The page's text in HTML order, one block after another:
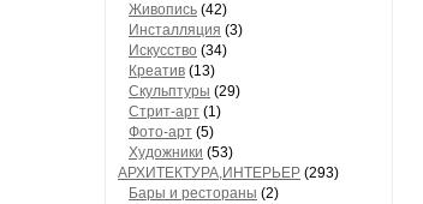
Живопись (42)
Инсталляция (3)
Искусство (34)
Креатив (13)
Скульптуры (29)
Стрит-арт (1)
Фото-арт (5)
Художники (53)
АРХИТЕКТУРА,ИНТЕРЬЕР (293)
Бары и рестораны (2)